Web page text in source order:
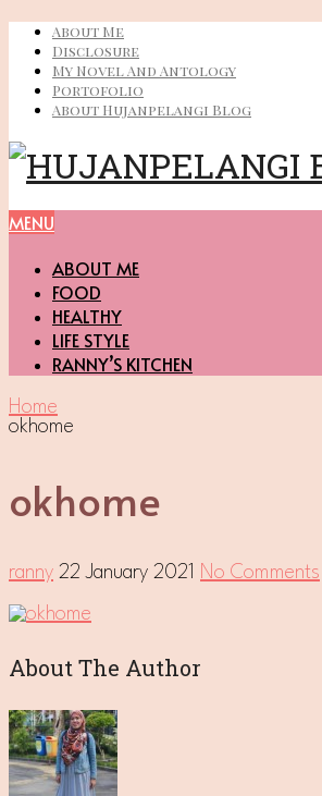
About Me
Disclosure
My Novel And Antology
Portofolio
About Hujanpelangi Blog
MENU
ABOUT ME
FOOD
HEALTHY
LIFE STYLE
RANNY’S KITCHEN
Home
okhome
okhome
ranny 22 January 2021 No Comments
About The Author